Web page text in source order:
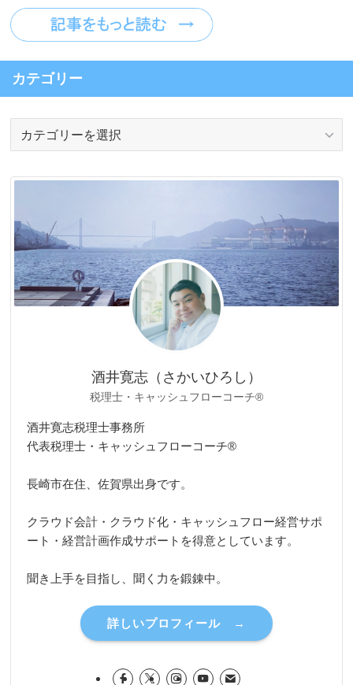
カテゴリー
リ
酒井寛志（さかいひろし）
税理士・キャッシュフローコーチ®
酒井寛志税理士事務所
代表税理士・キャッシュフローコーチ®
長崎市在住、佐賀県出身です。
クラウド会計・クラウド化・キャッシュフロー経営サポ
ート・経営計画作成サポートを得意としています。
聞き上手を目指し、聞く力を鍛錬中。
詳しいプロフィール →